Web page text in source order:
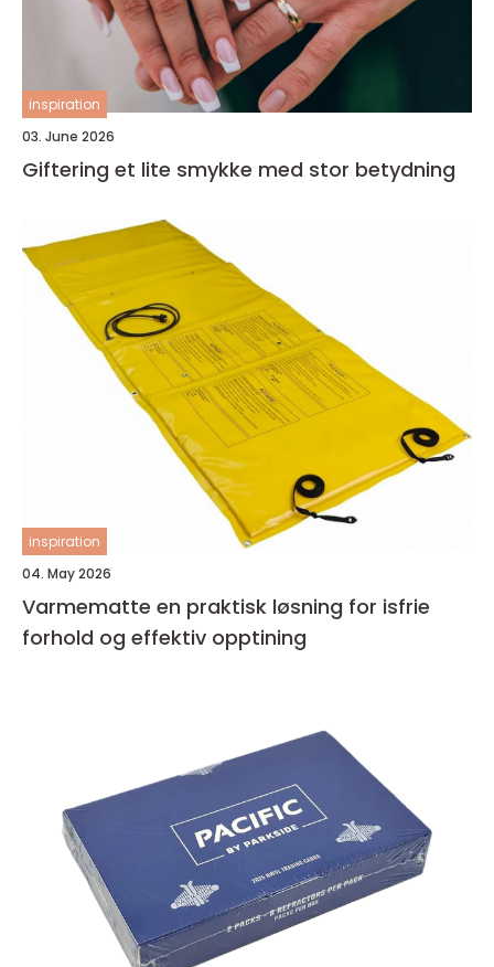
inspiration
03. June 2026
Giftering et lite smykke med stor betydning
inspiration
04. May 2026
Varmematte en praktisk løsning for isfrie
forhold og effektiv opptining